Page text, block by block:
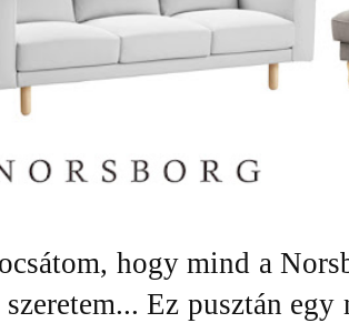
hogy mind a
Ez pusztán